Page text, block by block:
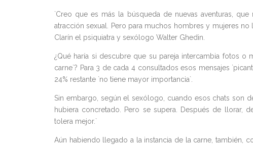
`Creo que es más la búsqueda de nuevas aventuras,
atracción sexual. Pero para muchos hombres y mujeres
Clarín el psiquiatra y sexólogo Walter Ghedin.
¿Qué haría si descubre que su pareja intercambia fotos
carne`? Para 3 de cada 4 consultados esos mensajes
24% restante `no tiene mayor importancia`.
Sin embargo, según el sexólogo, cuando esos chats son
hubiera concretado. Pero se supera. Después de llorar,
tolera mejor.`
Aún habiendo llegado a la instancia de la carne, también,